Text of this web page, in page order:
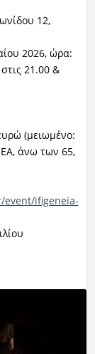
12,
2026, ώρα:
21.00 &
(μειωμένο:
άνω των 65,
event/ifigeneia-